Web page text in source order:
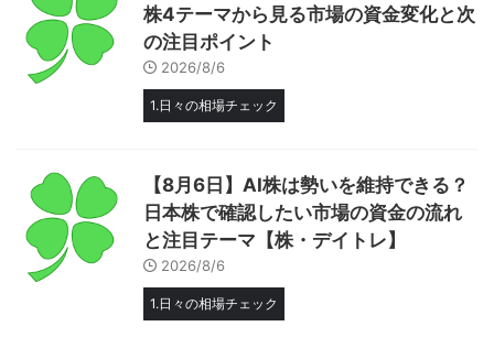
株4テーマから見る市場の資金変化と次
の注目ポイント
2026/8/6
1.日々の相場チェック
【8月6日】AI株は勢いを維持できる？
日本株で確認したい市場の資金の流れ
と注目テーマ【株・デイトレ】
2026/8/6
1.日々の相場チェック